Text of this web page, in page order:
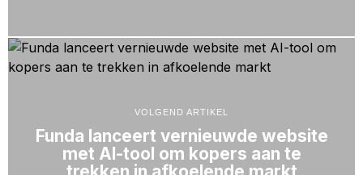
VOLGEND ARTIKEL
Funda lanceert vernieuwde website
met AI-tool om kopers aan te